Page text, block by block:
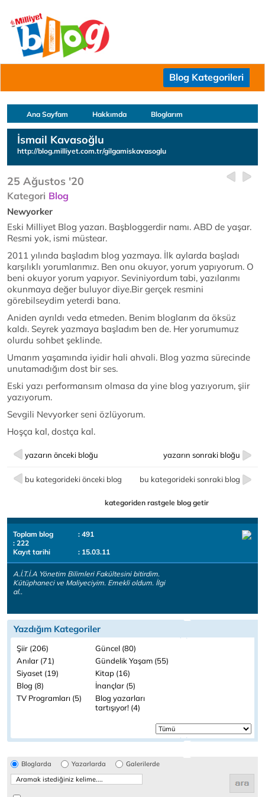
Blog Kategorileri
Ana Sayfam Hakkımda Bloglarım
İsmail Kavasoğlu
http://blog.milliyet.com.tr/gilgamiskavasoglu
25 Ağustos '20
Kategori Blog
Newyorker
Eski Milliyet Blog yazarı. Başbloggerdir namı. ABD de yaşar.
Resmi yok, ismi müstear.
2011 yılında başladım blog yazmaya. İlk aylarda başladı
karşılıklı yorumlarımız. Ben onu okuyor, yorum yapıyorum. O
beni okuyor yorum yapıyor. Seviniyordum tabi, yazılarımı
okunmaya değer buluyor diye.Bir gerçek resmini
görebilseydim yeterdi bana.
Aniden ayrıldı veda etmeden. Benim bloglarım da öksüz
kaldı. Seyrek yazmaya başladım ben de. Her yorumumuz
olurdu sohbet şeklinde.
Umarım yaşamında iyidir hali ahvali. Blog yazma sürecinde
unutamadığım dost bir ses.
Eski yazı performansım olmasa da yine blog yazıyorum, şiir
yazıyorum.
Sevgili Nevyorker seni özlüyorum.
Hoşça kal, dostça kal.
yazarın önceki bloğu yazarın sonraki bloğu
bu kategorideki önceki blog bu kategorideki sonraki blog
kategoriden rastgele blog getir
Toplam blog
: 491
: 222
Kayıt tarihi
: 15.03.11
A.İ.T.İ.A Yönetim Bilimleri Fakültesini bitirdim.
Kütüphaneci ve Maliyeciyim. Emekli oldum. İlgi
al..
Yazdığım Kategoriler
Şiir (206)
Güncel (80)
Anılar (71)
Gündelik Yaşam (55)
Siyaset (19)
Kitap (16)
Blog (8)
İnançlar (5)
TV Programları (5)
Blog yazarları
tartışıyor! (4)
Bloglarda Yazarlarda Galerilerde